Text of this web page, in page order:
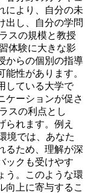
により、自分の未
出し、自分の学問
スの規模と教授
体験に大きな影
からの個別の指導
性があります。
している大学で
ケーションが促さ
スの利点とし
られます。例え
境では、あなた
るため、理解が深
ックも受けやす
う。このような環
向上に寄与するこ